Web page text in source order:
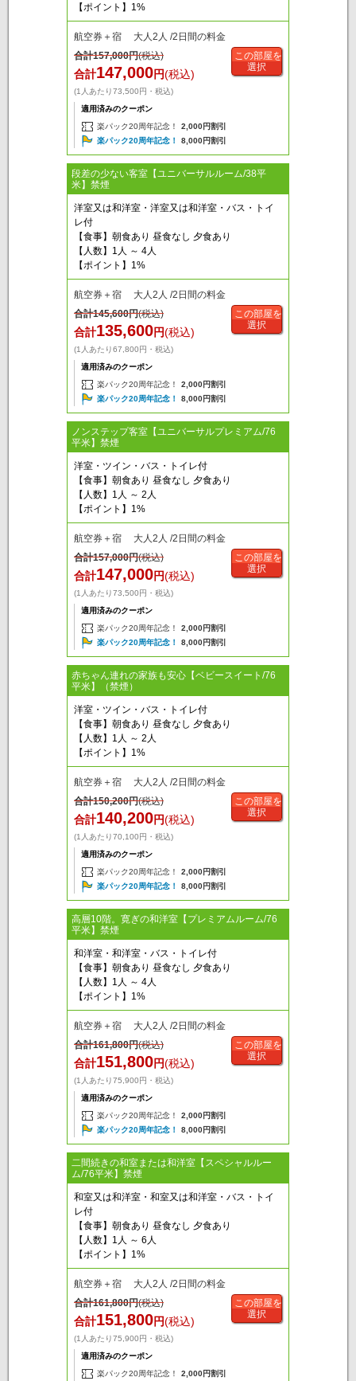
【ポイント】1%
航空券＋宿 大人2人 /2日間の料金
合計157,000円(税込)
合計147,000円(税込)
(1人あたり73,500円・税込)
適用済みのクーポン
楽パック20周年記念！
2,000円割引
楽パック20周年記念！
8,000円割引
この部屋を
選択
段差の少ない客室【ユニバーサルルーム/38平
米】禁煙
洋室又は和洋室・洋室又は和洋室・バス・トイ
レ付
【食事】朝食あり 昼食なし 夕食あり
【人数】1人 ～ 4人
【ポイント】1%
航空券＋宿 大人2人 /2日間の料金
合計145,600円(税込)
合計135,600円(税込)
(1人あたり67,800円・税込)
適用済みのクーポン
楽パック20周年記念！
2,000円割引
楽パック20周年記念！
8,000円割引
この部屋を
選択
ノンステップ客室【ユニバーサルプレミアム/76
平米】禁煙
洋室・ツイン・バス・トイレ付
【食事】朝食あり 昼食なし 夕食あり
【人数】1人 ～ 2人
【ポイント】1%
航空券＋宿 大人2人 /2日間の料金
合計157,000円(税込)
合計147,000円(税込)
(1人あたり73,500円・税込)
適用済みのクーポン
楽パック20周年記念！
2,000円割引
楽パック20周年記念！
8,000円割引
この部屋を
選択
赤ちゃん連れの家族も安心【ベビースイート/76
平米】（禁煙）
洋室・ツイン・バス・トイレ付
【食事】朝食あり 昼食なし 夕食あり
【人数】1人 ～ 2人
【ポイント】1%
航空券＋宿 大人2人 /2日間の料金
合計150,200円(税込)
合計140,200円(税込)
(1人あたり70,100円・税込)
適用済みのクーポン
楽パック20周年記念！
2,000円割引
楽パック20周年記念！
8,000円割引
この部屋を
選択
高層10階。寛ぎの和洋室【プレミアムルーム/76
平米】禁煙
和洋室・和洋室・バス・トイレ付
【食事】朝食あり 昼食なし 夕食あり
【人数】1人 ～ 4人
【ポイント】1%
航空券＋宿 大人2人 /2日間の料金
合計161,800円(税込)
合計151,800円(税込)
(1人あたり75,900円・税込)
適用済みのクーポン
楽パック20周年記念！
2,000円割引
楽パック20周年記念！
8,000円割引
この部屋を
選択
二間続きの和室または和洋室【スペシャルルー
ム/76平米】禁煙
和室又は和洋室・和室又は和洋室・バス・トイ
レ付
【食事】朝食あり 昼食なし 夕食あり
【人数】1人 ～ 6人
【ポイント】1%
航空券＋宿 大人2人 /2日間の料金
合計161,800円(税込)
合計151,800円(税込)
(1人あたり75,900円・税込)
適用済みのクーポン
楽パック20周年記念！
2,000円割引
この部屋を
選択